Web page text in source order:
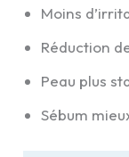
Moins
Réduction
Peau plus
Sébum